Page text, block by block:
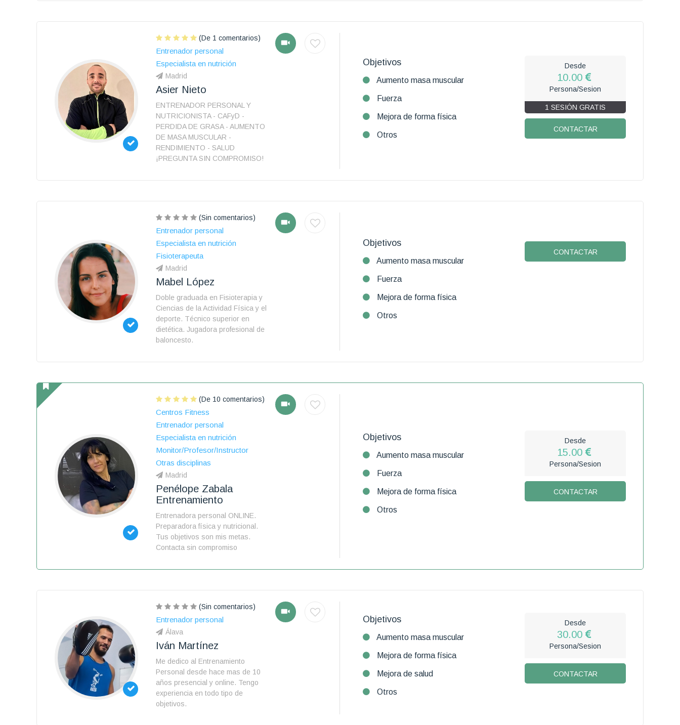
(De 1 comentarios)
Entrenador personal
Especialista en nutrición
Madrid
Asier Nieto
ENTRENADOR PERSONAL Y
NUTRICIONISTA - CAFyD -
PERDIDA DE GRASA - AUMENTO
DE MASA MUSCULAR -
RENDIMIENTO - SALUD
¡PREGUNTA SIN COMPROMISO!
Objetivos
Aumento masa muscular
Fuerza
Mejora de forma física
Otros
Desde
10.00
Persona/Sesion
1 SESIÓN GRATIS
CONTACTAR
(Sin comentarios)
Entrenador personal
Especialista en nutrición
Fisioterapeuta
Madrid
Mabel López
Doble graduada en Fisioterapia y
Ciencias de la Actividad Física y el
deporte. Técnico superior en
dietética. Jugadora profesional de
baloncesto.
Objetivos
Aumento masa muscular
Fuerza
Mejora de forma física
Otros
CONTACTAR
(De 10 comentarios)
Centros Fitness
Entrenador personal
Especialista en nutrición
Monitor/Profesor/Instructor
Otras disciplinas
Madrid
Penélope Zabala
Entrenamiento
Entrenadora personal ONLINE.
Preparadora física y nutricional.
Tus objetivos son mis metas.
Contacta sin compromiso
Objetivos
Aumento masa muscular
Fuerza
Mejora de forma física
Otros
Desde
15.00
Persona/Sesion
CONTACTAR
(Sin comentarios)
Entrenador personal
Álava
Iván Martínez
Me dedico al Entrenamiento
Personal desde hace mas de 10
años presencial y online. Tengo
experiencia en todo tipo de
objetivos.
Objetivos
Aumento masa muscular
Mejora de forma física
Mejora de salud
Otros
Desde
30.00
Persona/Sesion
CONTACTAR